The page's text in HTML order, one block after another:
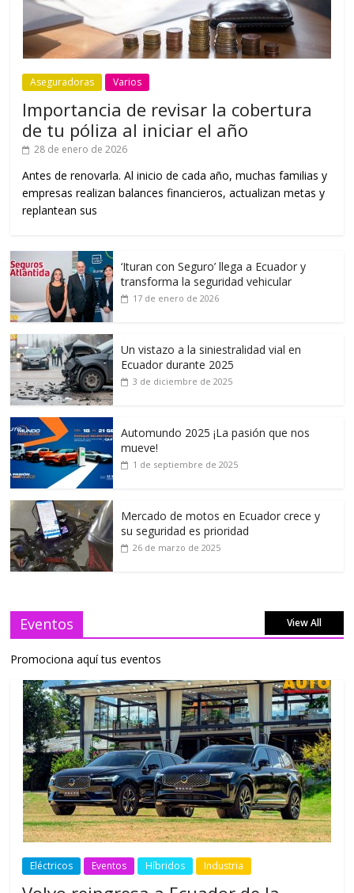
Aseguradoras Varios
Importancia de revisar la cobertura
de tu póliza al iniciar el año
28 de enero de 2026
Antes de renovarla. Al inicio de cada año, muchas familias y
empresas realizan balances financieros, actualizan metas y
replantean sus
‘Ituran con Seguro’ llega a Ecuador y
transforma la seguridad vehicular
17 de enero de 2026
Un vistazo a la siniestralidad vial en
Ecuador durante 2025
3 de diciembre de 2025
Automundo 2025 ¡La pasión que nos
mueve!
1 de septiembre de 2025
Mercado de motos en Ecuador crece y
su seguridad es prioridad
26 de marzo de 2025
Eventos View All
Promociona aquí tus eventos
Eléctricos Eventos Híbridos Industria